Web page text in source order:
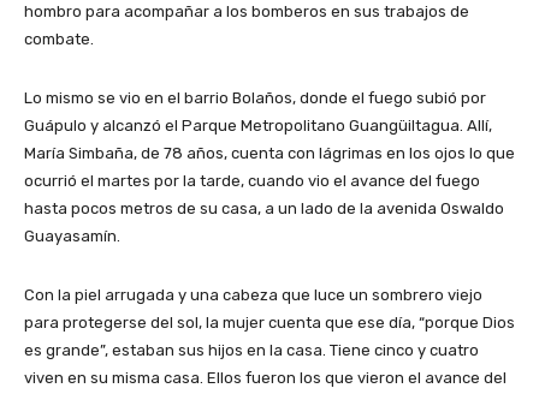
hombro para acompañar a los bomberos en sus trabajos de
combate.
Lo mismo se vio en el barrio Bolaños, donde el fuego subió por
Guápulo y alcanzó el Parque Metropolitano Guangüiltagua. Allí,
María Simbaña, de 78 años, cuenta con lágrimas en los ojos lo que
ocurrió el martes por la tarde, cuando vio el avance del fuego
hasta pocos metros de su casa, a un lado de la avenida Oswaldo
Guayasamín.
Con la piel arrugada y una cabeza que luce un sombrero viejo
para protegerse del sol, la mujer cuenta que ese día, “porque Dios
es grande”, estaban sus hijos en la casa. Tiene cinco y cuatro
viven en su misma casa. Ellos fueron los que vieron el avance del